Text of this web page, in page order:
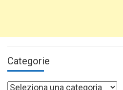
Categorie
Categorie